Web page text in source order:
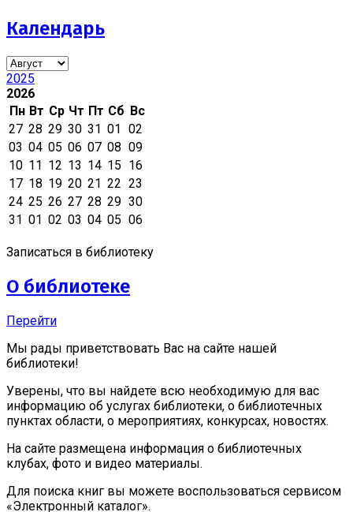
Календарь
2025
2026
Пн Вт Ср Чт Пт Сб Вс
27 28 29 30 31 01 02
03 04 05 06 07 08 09
10 11 12 13 14 15 16
17 18 19 20 21 22 23
24 25 26 27 28 29 30
31 01 02 03 04 05 06
Записаться в библиотеку
О библиотеке
Перейти
Мы рады приветствовать Вас на сайте нашей
библиотеки!
Уверены, что вы найдете всю необходимую для вас
информацию об услугах библиотеки, о библиотечных
пунктах области, о мероприятиях, конкурсах, новостях.
На сайте размещена информация о библиотечных
клубах, фото и видео материалы.
Для поиска книг вы можете воспользоваться сервисом
«Электронный каталог».